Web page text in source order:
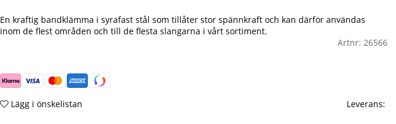
En kraftig bandklämma i syrafast stål som tillåter stor spännkraft och kan därför användas
inom de flest områden och till de flesta slangarna i vårt sortiment.
Artnr: 26566
Lägg i önskelistan Leverans: